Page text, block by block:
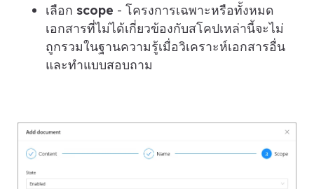
เลือก scope - โครงการเฉพาะหรือทั้งหมด
เอกสารที่ไม่ได้เกี่ยวข้องกับสโคปเหล่านี้จะไม่
ถูกรวมในฐานความรู้เมื่อวิเคราะห์เอกสารอื่น
และทำแบบสอบถาม